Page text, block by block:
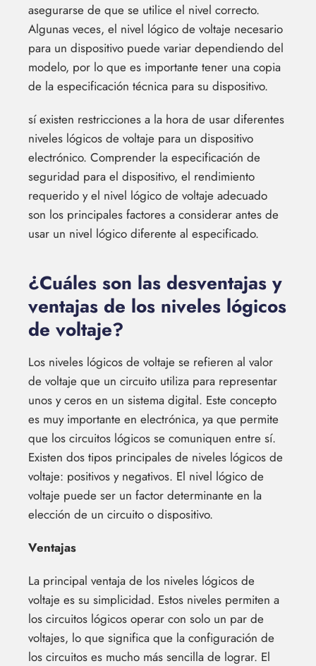
asegurarse de que se utilice el nivel correcto.
Algunas veces, el nivel lógico de voltaje necesario
para un dispositivo puede variar dependiendo del
modelo, por lo que es importante tener una copia
de la especificación técnica para su dispositivo.
sí existen restricciones a la hora de usar diferentes
niveles lógicos de voltaje para un dispositivo
electrónico. Comprender la especificación de
seguridad para el dispositivo, el rendimiento
requerido y el nivel lógico de voltaje adecuado
son los principales factores a considerar antes de
usar un nivel lógico diferente al especificado.
¿Cuáles son las desventajas y
ventajas de los niveles lógicos
de voltaje?
Los niveles lógicos de voltaje se refieren al valor
de voltaje que un circuito utiliza para representar
unos y ceros en un sistema digital. Este concepto
es muy importante en electrónica, ya que permite
que los circuitos lógicos se comuniquen entre sí.
Existen dos tipos principales de niveles lógicos de
voltaje: positivos y negativos. El nivel lógico de
voltaje puede ser un factor determinante en la
elección de un circuito o dispositivo.
Ventajas
La principal ventaja de los niveles lógicos de
voltaje es su simplicidad. Estos niveles permiten a
los circuitos lógicos operar con solo un par de
voltajes, lo que significa que la configuración de
los circuitos es mucho más sencilla de lograr. El